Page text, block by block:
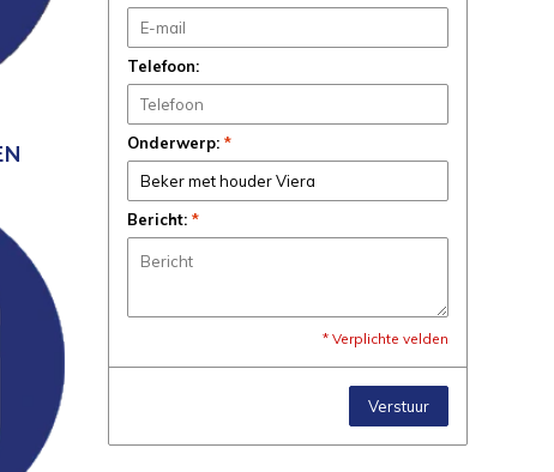
Telefoon:
Onderwerp: *
Bericht: *
* Verplichte velden
Verstuur